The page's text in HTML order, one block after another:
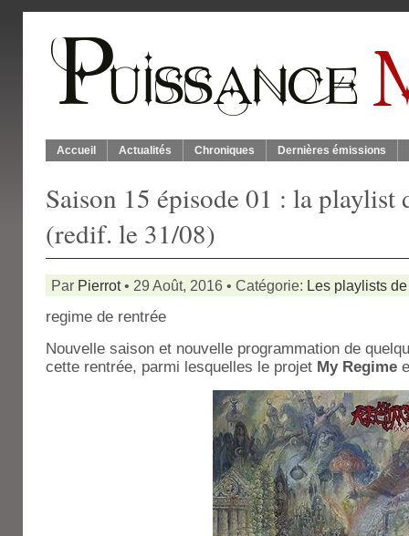
Accueil Actualités Chroniques Dernières émissions
Saison 15 épisode 01 : la playlist
(redif. le 31/08)
Par Pierrot• 29 Août, 2016 • Catégorie: Les playlists
regime de rentrée
Nouvelle saison et nouvelle programmation de
cette rentrée, parmi lesquelles le projet My Regime